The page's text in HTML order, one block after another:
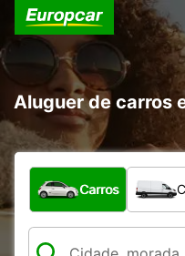
Aluguer de carros
Que tipo de veículo
Carros